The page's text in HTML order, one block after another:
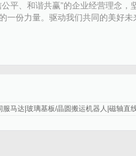
、和谐共赢”的企业经营理念，
一份力量。驱动我们共同的美好未
马达|玻璃基板/晶圆搬运机器人|磁轴直